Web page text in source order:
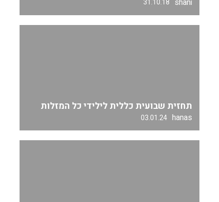
shani
31.10.18
תחזית שבועית כללית לילידי כל המזלות
hanas
03.01.24